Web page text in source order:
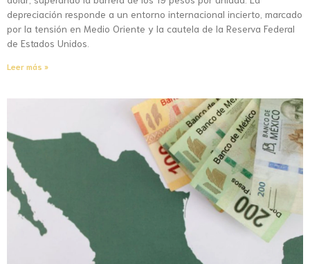
depreciación responde a un entorno internacional incierto, marcado
por la tensión en Medio Oriente y la cautela de la Reserva Federal
de Estados Unidos.
Leer más »